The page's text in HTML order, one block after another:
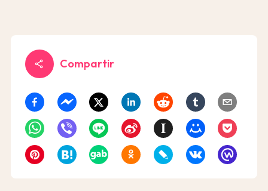
share Compartir